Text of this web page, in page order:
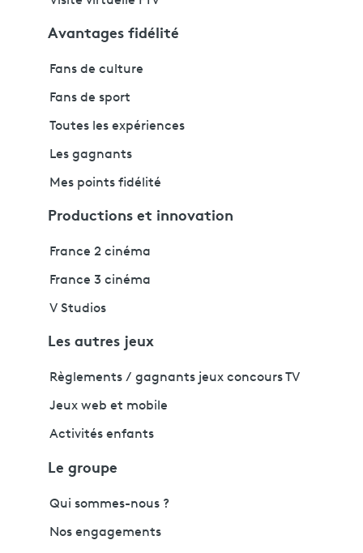
Avantages fidélité
Fans de culture
Fans de sport
Toutes les expériences
Les gagnants
Mes points fidélité
Productions et innovation
France 2 cinéma
France 3 cinéma
V Studios
Les autres jeux
Règlements / gagnants jeux concours TV
Jeux web et mobile
Activités enfants
Le groupe
Qui sommes-nous ?
Nos engagements